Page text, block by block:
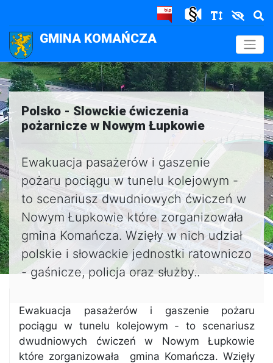
GMINA KOMAŃCZA .
Polsko - Slowckie ćwiczenia
pożarnicze w Nowym Łupkowie
Ewakuacja pasażerów i gaszenie
pożaru pociągu w tunelu kolejowym -
to scenariusz dwudniowych ćwiczeń w
Nowym Łupkowie które zorganizowała
gmina Komańcza. Wzięły w nich udział
polskie i słowackie jednostki ratowniczo
- gaśnicze, policja oraz służby..
Ewakuacja pasażerów i gaszenie pożaru
pociągu w tunelu kolejowym - to scenariusz
dwudniowych ćwiczeń w Nowym Łupkowie
które zorganizowała gmina Komańcza. Wzięły